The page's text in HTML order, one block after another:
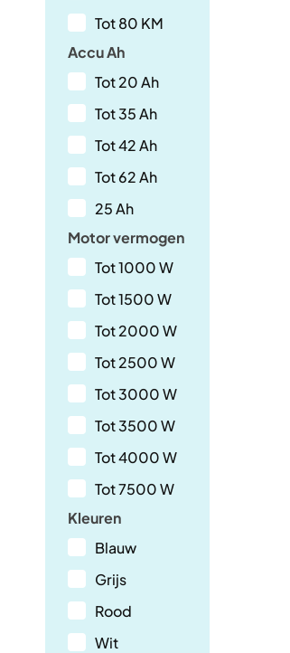
Tot 80 KM
Accu Ah
Tot 20 Ah
Tot 35 Ah
Tot 42 Ah
Tot 62 Ah
25 Ah
Motor vermogen
Tot 1000 W
Tot 1500 W
Tot 2000 W
Tot 2500 W
Tot 3000 W
Tot 3500 W
Tot 4000 W
Tot 7500 W
Kleuren
Blauw
Grijs
Rood
Wit